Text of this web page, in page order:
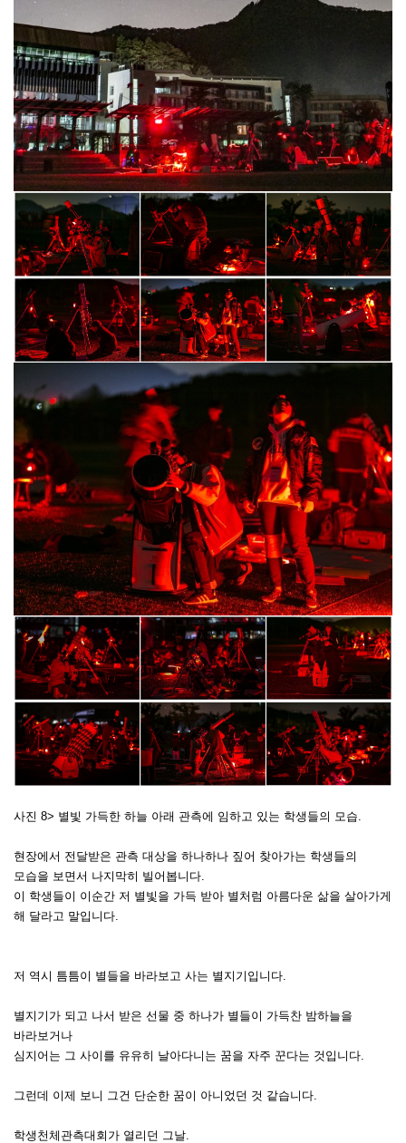
사진 8> 별빛 가득한 하늘 아래 관측에 임하고 있는 학생들의 모습.
현장에서 전달받은 관측 대상을 하나하나 짚어 찾아가는 학생들의
모습을 보면서 나지막히 빌어봅니다.
이 학생들이 이순간 저 별빛을 가득 받아 별처럼 아름다운 삶을 살아가게
해 달라고 말입니다.
저 역시 틈틈이 별들을 바라보고 사는 별지기입니다.
별지기가 되고 나서 받은 선물 중 하나가 별들이 가득찬 밤하늘을
바라보거나
심지어는 그 사이를 유유히 날아다니는 꿈을 자주 꾼다는 것입니다.
그런데 이제 보니 그건 단순한 꿈이 아니었던 것 같습니다.
학생천체관측대회가 열리던 그날.